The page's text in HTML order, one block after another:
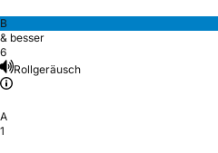
B
& besser
6
Rollgeräusch
A
1